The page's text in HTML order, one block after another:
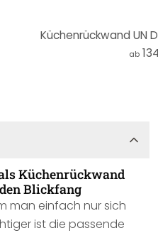
Küchenrückwand UN
ab
Küchenrückwand
Blickfang
man einfach nur sich
ist die passende